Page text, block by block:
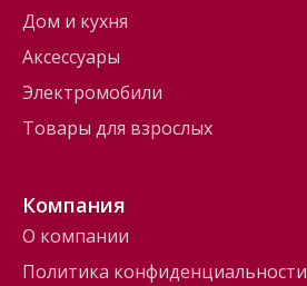
Дом и кухня
Аксессуары
Электромобили
Товары для взрослых
Компания
О компании
Политика конфиденциальности